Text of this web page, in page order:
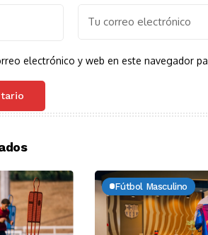
electrónico y web en este navegador
Fútbol Masculino